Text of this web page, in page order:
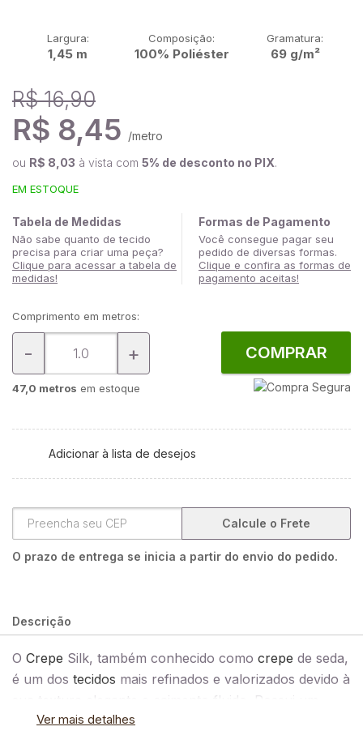
Largura:
1,45 m
Composição:
100% Poliéster
Gramatura:
69 g/m²
R$ 16,90
R$ 8,45 /metro
ou R$ 8,03 à vista com 5% de desconto no PIX.
EM ESTOQUE
Tabela de Medidas
Não sabe quanto de tecido
precisa para criar uma peça?
Clique para acessar a tabela de
medidas!
Formas de Pagamento
Você consegue pagar seu
pedido de diversas formas.
Clique e confira as formas de
pagamento aceitas!
Comprimento em metros:
- +
47,0 metros em estoque
COMPRAR
Adicionar à lista de desejos
Calcule o Frete
O prazo de entrega se inicia a partir do envio do pedido.
Descrição
O Crepe Silk, também conhecido como crepe de seda,
é um dos tecidos mais refinados e valorizados devido à
sua textura elegante e caimento fluido. Possui um
caimento fluido e elegante, que cria uma silhueta
Ver mais detalhes